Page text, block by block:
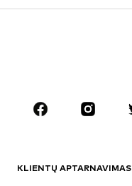
Sijonai
Aksesuarai
Naujienos
KLIENTŲ APTARNAVIMAS